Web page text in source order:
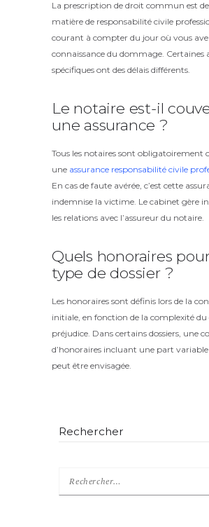
La prescription de droit commun est de
matière de responsabilité civile
courant à compter du jour où vous
connaissance du dommage. Certaines
spécifiques ont des délais différents.
Le notaire est-il
une assurance ?
Tous les notaires sont obligatoirement
une assurance responsabilité civile
En cas de faute avérée, c’est cette
indemnise la victime. Le cabinet gère
les relations avec l’assureur du notaire.
Quels honoraires
type de dossier ?
Les honoraires sont définis lors de la
initiale, en fonction de la complexité du
préjudice. Dans certains dossiers, une
d’honoraires incluant une part
peut être envisagée.
Rechercher